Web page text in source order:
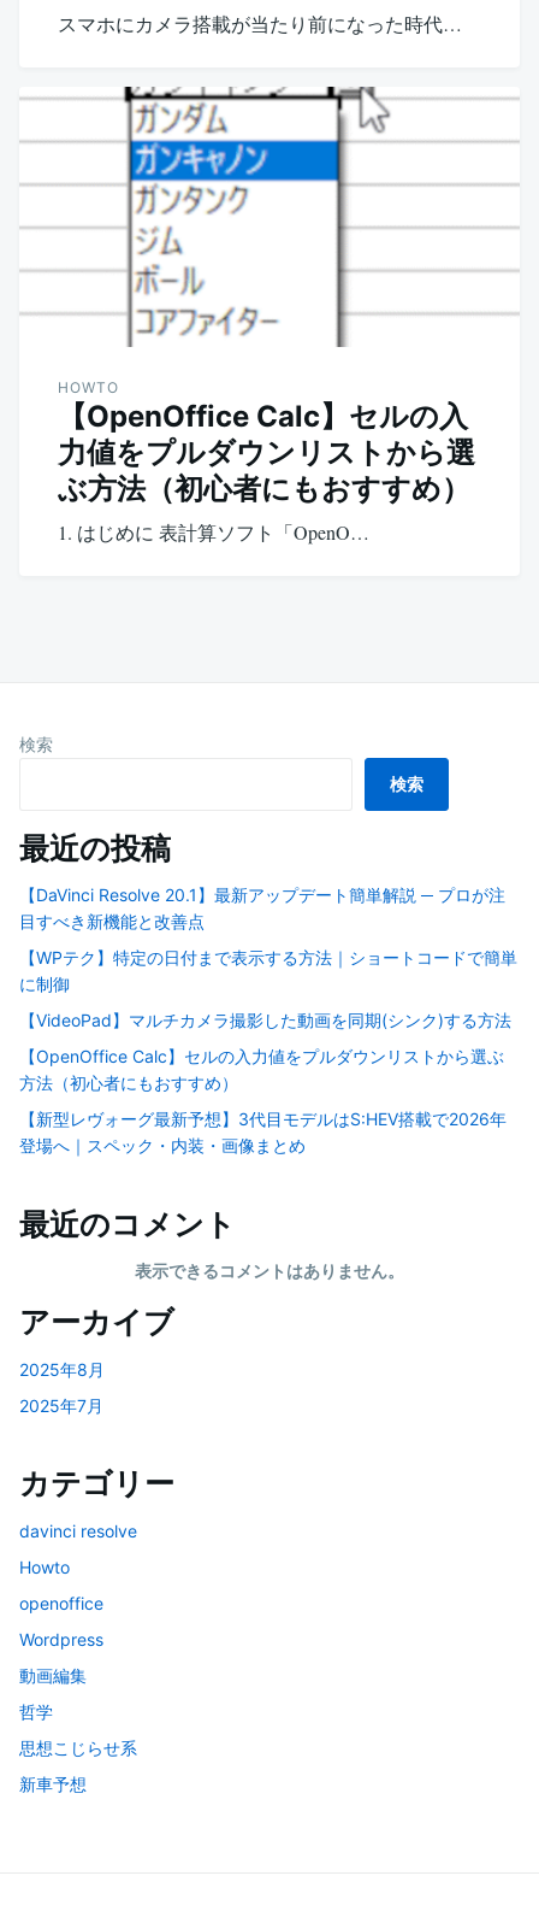
スマホにカメラ搭載が当たり前になった時代…
HOWTO
【OpenOffice Calc】セルの入
力値をプルダウンリストから選
ぶ方法（初心者にもおすすめ）
1. はじめに 表計算ソフト「OpenO…
検索
検索
最近の投稿
【DaVinci Resolve 20.1】最新アップデート簡単解説 ─ プロが注
目すべき新機能と改善点
【WPテク】特定の日付まで表示する方法｜ショートコードで簡単
に制御
【VideoPad】マルチカメラ撮影した動画を同期(シンク)する方法
【OpenOffice Calc】セルの入力値をプルダウンリストから選ぶ
方法（初心者にもおすすめ）
【新型レヴォーグ最新予想】3代目モデルはS:HEV搭載で2026年
登場へ｜スペック・内装・画像まとめ
最近のコメント
表示できるコメントはありません。
アーカイブ
2025年8月
2025年7月
カテゴリー
davinci resolve
Howto
openoffice
Wordpress
動画編集
哲学
思想こじらせ系
新車予想